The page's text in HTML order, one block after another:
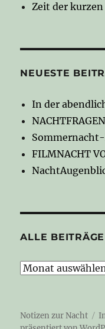
Zeit der kurzen
NEUESTE
In der
NACHTFRAGEN
FILMNACHT
ALLE BEITRÄGE
Alle
Notizen zur Nacht